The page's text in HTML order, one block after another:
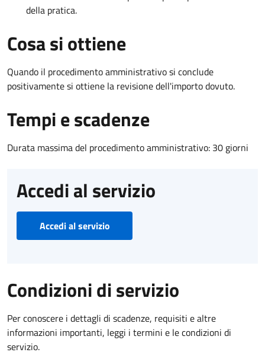
della pratica.
Cosa si ottiene
Quando il procedimento amministrativo si conclude
positivamente si ottiene la revisione dell'importo dovuto.
Tempi e scadenze
Durata massima del procedimento amministrativo: 30 giorni
Accedi al servizio
Accedi al servizio
Condizioni di servizio
Per conoscere i dettagli di scadenze, requisiti e altre
informazioni importanti, leggi i termini e le condizioni di
servizio.